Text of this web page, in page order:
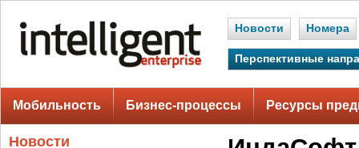
Новости Номера
Перспективные
Мобильность Бизнес-процессы Ресурсы
Новости